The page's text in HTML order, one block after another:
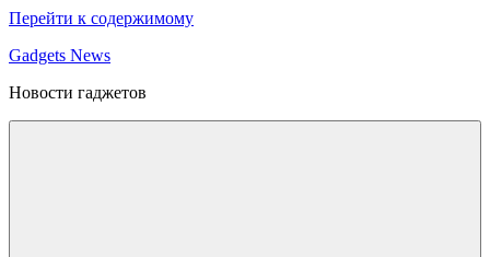
Перейти к содержимому
Gadgets News
Новости гаджетов